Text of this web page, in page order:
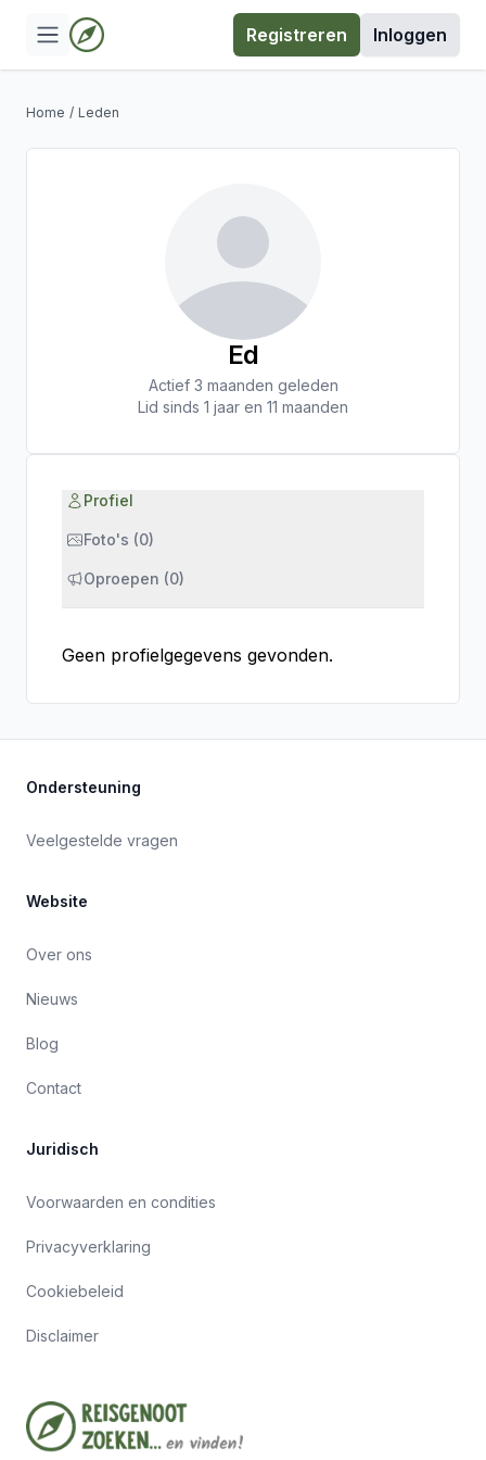
Registreren Inloggen
Home / Leden
Ed
Actief 3 maanden geleden
Lid sinds 1 jaar en 11 maanden
Profiel
Foto's (0)
Oproepen (0)
Geen profielgegevens gevonden.
Ondersteuning
Veelgestelde vragen
Website
Over ons
Nieuws
Blog
Contact
Juridisch
Voorwaarden en condities
Privacyverklaring
Cookiebeleid
Disclaimer